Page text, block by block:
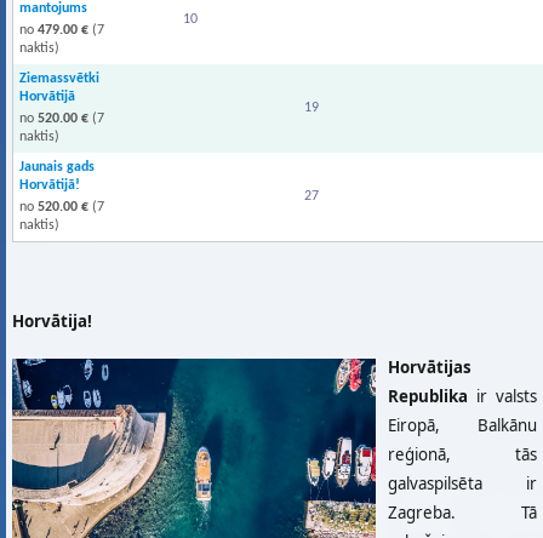
mantojums
no 479.00 € (7
naktis)
10
Ziemassvētki
Horvātijā
no 520.00 € (7
naktis)
19
Jaunais gads
Horvātijā!
no 520.00 € (7
naktis)
27
Horvātija!
Horvātijas
Republika ir valsts
Eiropā, Balkānu
reģionā, tās
galvaspilsēta ir
Zagreba. Tā